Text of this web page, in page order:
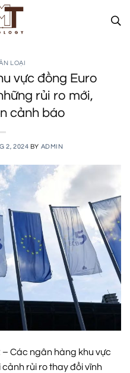
LOẠI
vực đồng Euro
rủi ro mới,
cảnh báo
2, 2024 BY ADMIN
– Các ngân hàng khu vực
rủi ro thay đổi vĩnh